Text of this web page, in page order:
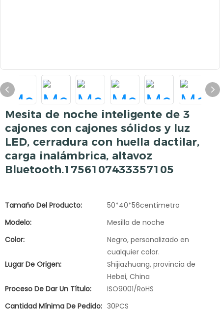
Mesita de noche inteligente de 3
cajones con cajones sólidos y luz
LED, cerradura con huella dactilar,
carga inalámbrica, altavoz
Bluetooth.1756107433357105
Tamaño Del Producto:
50*40*56centímetro
Modelo:
Mesilla de noche
Color:
Negro, personalizado en
cualquier color.
Lugar De Origen:
Shijiazhuang, provincia de
Hebei, China
Proceso De Dar Un Título:
ISO9001/RoHS
Cantidad Mínima De Pedido: 30PCS